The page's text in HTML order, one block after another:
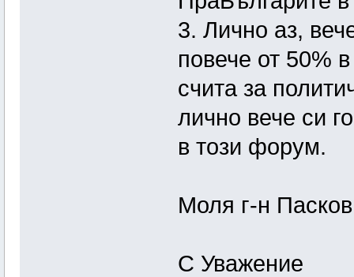
3. Лично аз,
повече от 50%
счита за
лично вече си
в този форум.
Моля г-н
С Уважение